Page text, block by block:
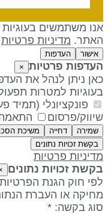
משתמשים בעוגיות
מדיניות פרטיות
אישור העדפות
פרטיות ×
ניתן לנהל את
למטרות
פונקציונלי (תמיד
פרסום
התאמה
שמירה דחייה
משיכת
בקשת זכויות נתונים
פרטיות
זכויות נתונים
חוק הגנת הפרטיות,
או העברת
בקשה: *